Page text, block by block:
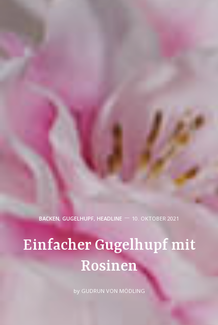
BACKEN, GUGELHUPF, HEADLINE 10. OKTOBER 2021
Einfacher Gugelhupf mit
Rosinen
by GUDRUN VON MÖDLING